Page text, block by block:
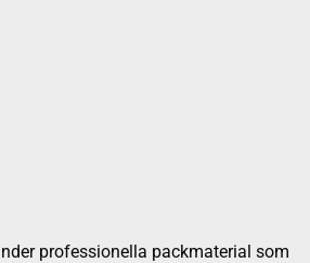
professionella packmaterial som